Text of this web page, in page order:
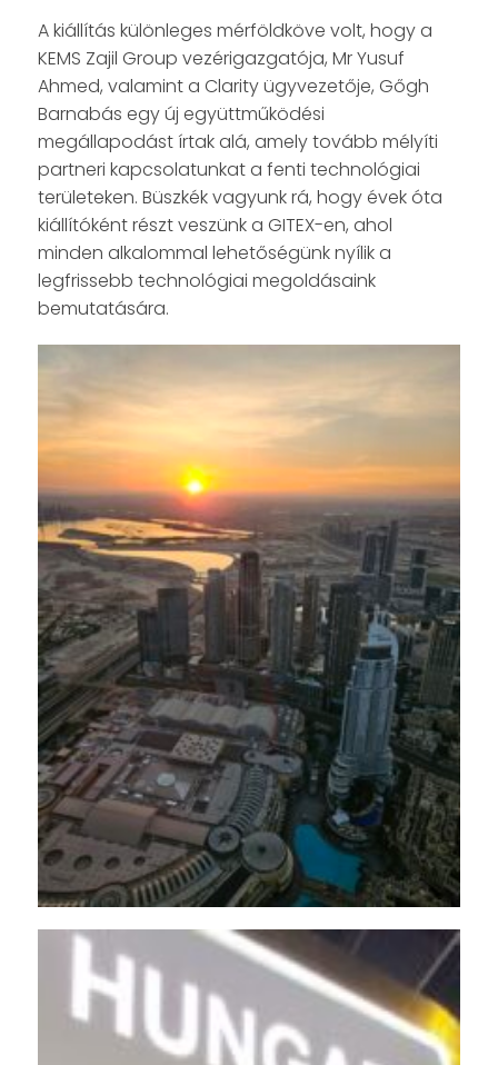
A kiállítás különleges mérföldköve volt, hogy a
KEMS Zajil Group vezérigazgatója, Mr Yusuf
Ahmed, valamint a Clarity ügyvezetője, Gőgh
Barnabás egy új együttműködési
megállapodást írtak alá, amely tovább mélyíti
partneri kapcsolatunkat a fenti technológiai
területeken. Büszkék vagyunk rá, hogy évek óta
kiállítóként részt veszünk a GITEX-en, ahol
minden alkalommal lehetőségünk nyílik a
legfrissebb technológiai megoldásaink
bemutatására.